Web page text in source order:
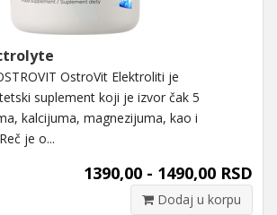
OstroVit Elektroliti je
suplement koji je izvor čak 5
kalcijuma, magnezijuma, kao i
je o...
1390,00 - 1490,00 RSD
Dodaj u korpu